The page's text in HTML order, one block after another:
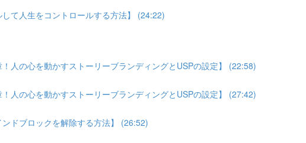
て人生をコントロールする方法】 (24:22)
人の心を動かすストーリーブランディングとUSPの設定】 (22:58)
人の心を動かすストーリーブランディングとUSPの設定】 (27:42)
ドブロックを解除する方法】 (26:52)